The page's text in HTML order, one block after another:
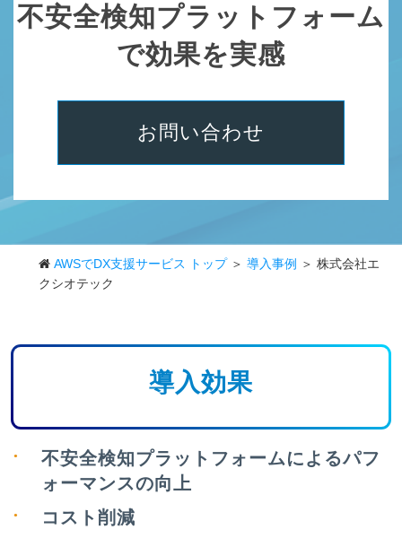
不安全検知プラットフォーム
で効果を実感
お問い合わせ
AWSでDX支援サービス トップ＞ 導入事例
＞ 株式会社エ
クシオテック
導入効果
不安全検知プラットフォームによるパフ
ォーマンスの向上
コスト削減